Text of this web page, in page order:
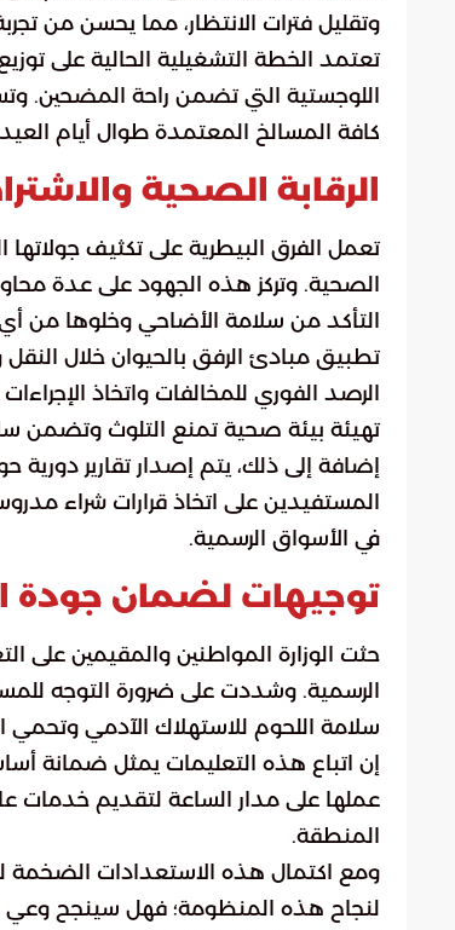
وتقليل فترات الانتظار، مما يحسن من
تعتمد الخطة التشغيلية الحالية على
اللوجستية التي تضمن راحة المضحين.
كافة المسالخ المعتمدة طوال أيام
الرقابة الصحية
تعمل الفرق البيطرية على تكثيف
الصحية. وتركز هذه الجهود على عدة
التأكد من سلامة الأضاحي وخلوها من
تطبيق مبادئ الرفق بالحيوان خلال النقل
الرصد الفوري للمخالفات واتخاذ
تهيئة بيئة صحية تمنع التلوث وتضمن
إضافة إلى ذلك، يتم إصدار تقارير دورية
المستفيدين على اتخاذ قرارات شراء
في الأسواق الرسمية.
توجيهات لضمان جودة
حثت الوزارة المواطنين والمقيمين على
الرسمية. وشددت على ضرورة التوجه
سلامة اللحوم للاستهلاك الآدمي وتحمي
إن اتباع هذه التعليمات يمثل ضمانة
عملها على مدار الساعة لتقديم
المنطقة.
ومع اكتمال هذه الاستعدادات الضخمة
لنجاح هذه المنظومة؛ فهل سينجح وعي